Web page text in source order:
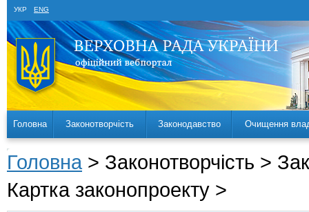
УКР ENG
Головна Законотворчість Законодавство Очищення
Головна > Законотворчість >
Картка законопроекту >